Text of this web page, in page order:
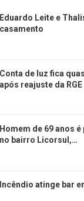
Eduardo Leite e
casamento
Conta de luz fica
após reajuste da RGE
Homem de 69 anos
no bairro Licorsul,…
Incêndio atinge bar